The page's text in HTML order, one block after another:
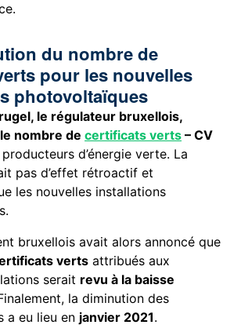
du nombre de
pour les nouvelles
photovoltaïques
le régulateur bruxellois,
nombre decertificats verts – CV
d’énergie verte. La
pas d’effet rétroactif et
les nouvelles installations
bruxellois avait alors annoncé que
verts attribués aux
serait revu à la baisse
la diminution des
a eu lieu en janvier 2021.